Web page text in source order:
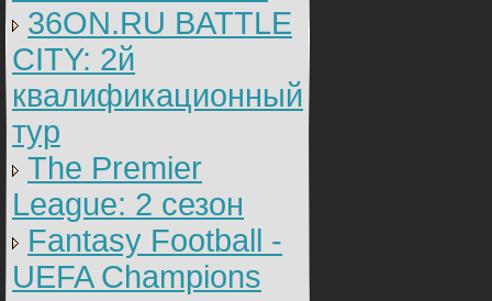
36ON.RU BATTLE
CITY: 2й
квалификационный
тур
The Premier
League: 2 cезон
Fantasy Football -
UEFA Champions